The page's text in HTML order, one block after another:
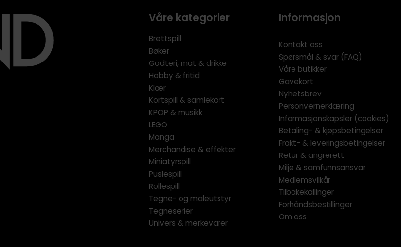
Våre kategorier
Brettspill
Bøker
Godteri, mat & drikke
Hobby & fritid
Klær
Kortspill & samlekort
KPOP & musikk
LEGO
Manga
Merchandise & effekter
Miniatyrspill
Puslespill
Rollespill
Tegne- og maleutstyr
Tegneserier
Univers & merkevarer
Informasjon
Kontakt oss
Spørsmål & svar (FAQ)
Våre butikker
Gavekort
Nyhetsbrev
Personvernerklæring
Informasjonskapsler (cookies)
Betaling- & kjøpsbetingelser
Frakt- & leveringsbetingelser
Retur & angrerett
Miljø & samfunnsansvar
Medlemsvilkår
Tilbakekallinger
Forhåndsbestillinger
Om oss